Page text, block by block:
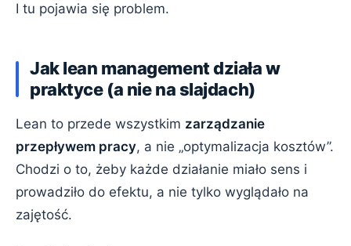
I tu pojawia się problem.
Jak lean management działa w
praktyce (a nie na slajdach)
Lean to przede wszystkim zarządzanie
przepływem pracy, a nie „optymalizacja kosztów”.
Chodzi o to, żeby każde działanie miało sens i
prowadziło do efektu, a nie tylko wyglądało na
zajętość.